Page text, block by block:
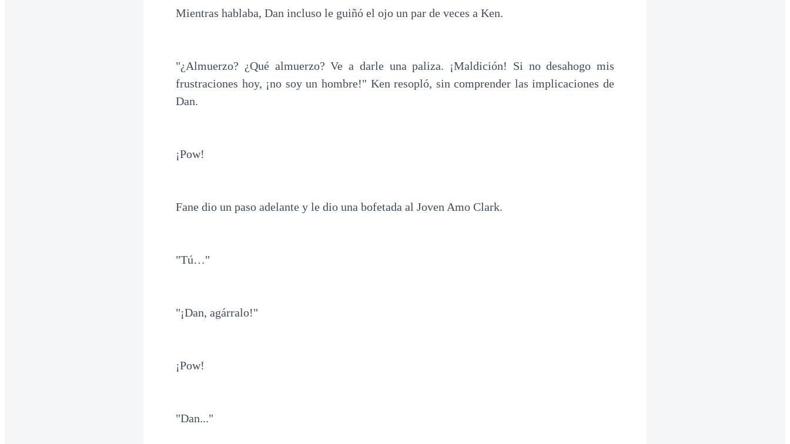
Mientras hablaba, Dan incluso le guiñó el ojo un par de veces a Ken.
"¿Almuerzo? ¿Qué almuerzo? Ve a darle una paliza. ¡Maldición! Si no desahogo mis
frustraciones hoy, ¡no soy un hombre!" Ken resopló, sin comprender las implicaciones de
Dan.
¡Pow!
Fane dio un paso adelante y le dio una bofetada al Joven Amo Clark.
"Tú…"
"¡Dan, agárralo!"
¡Pow!
"Dan..."